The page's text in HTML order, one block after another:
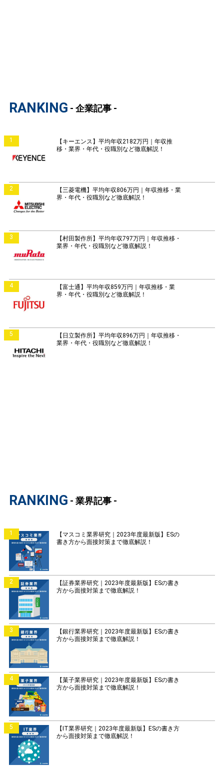
RANKING - 企業記事 -
1
【キーエンス】平均年収2182万円｜年収推
移・業界・年代・役職別など徹底解説！
2
【三菱電機】平均年収806万円｜年収推移・業
界・年代・役職別など徹底解説！
3
【村田製作所】平均年収797万円｜年収推移・
業界・年代・役職別など徹底解説！
4
【富士通】平均年収859万円｜年収推移・業
界・年代・役職別など徹底解説！
5
【日立製作所】平均年収896万円｜年収推移・
業界・年代・役職別など徹底解説！
RANKING - 業界記事 -
1
【マスコミ業界研究｜2023年度最新版】ESの
書き方から面接対策まで徹底解説！
2
【証券業界研究｜2023年度最新版】ESの書き
方から面接対策まで徹底解説！
3
【銀行業界研究｜2023年度最新版】ESの書き
方から面接対策まで徹底解説！
4
【菓子業界研究｜2023年度最新版】ESの書き
方から面接対策まで徹底解説！
5
【IT業界研究｜2023年度最新版】ESの書き方
から面接対策まで徹底解説！